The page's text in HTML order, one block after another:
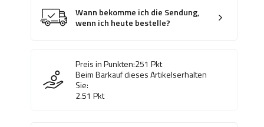
Wann bekomme ich die Sendung,
wenn ich heute bestelle?
Preis in Punkten:251 Pkt
Beim Barkauf dieses Artikelserhalten
Sie:
2.51 Pkt